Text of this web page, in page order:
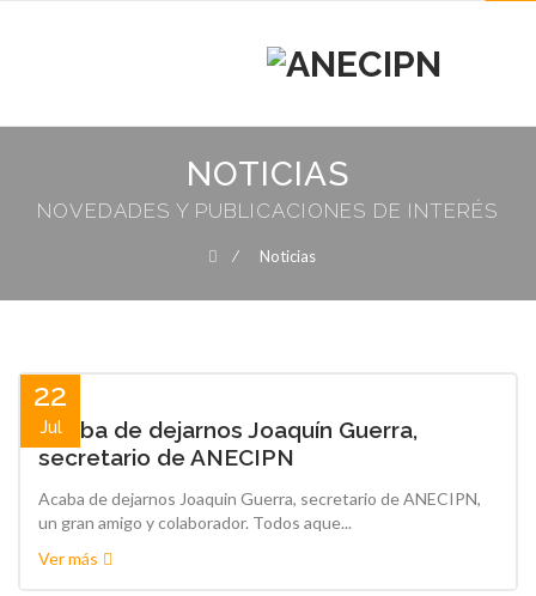
NOTICIAS
NOVEDADES Y PUBLICACIONES DE INTERÉS
⁄ Noticias
22
Jul
Acaba de dejarnos Joaquín Guerra,
secretario de ANECIPN
Acaba de dejarnos Joaquin Guerra, secretario de ANECIPN,
un gran amigo y colaborador. Todos aque...
Ver más